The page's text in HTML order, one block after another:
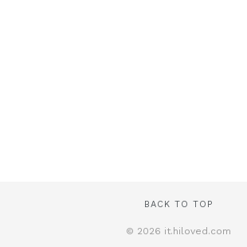
BACK TO TOP
© 2026 it.hiloved.com